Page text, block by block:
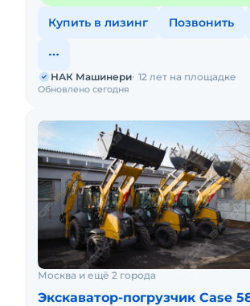
Купить в лизинг Позвонить
Обновлено сегодня
НАК Машинери 12 лет на площадке
Москва и ещё 2 города
Экскаватор-погрузчик Case